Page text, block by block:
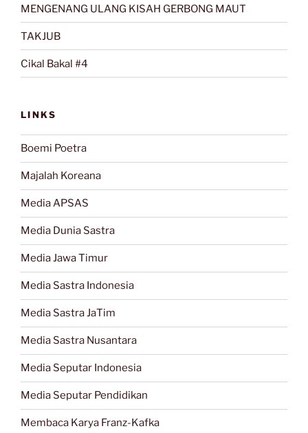
MENGENANG ULANG KISAH GERBONG MAUT
TAKJUB
Cikal Bakal #4
LINKS
Boemi Poetra
Majalah Koreana
Media APSAS
Media Dunia Sastra
Media Jawa Timur
Media Sastra Indonesia
Media Sastra JaTim
Media Sastra Nusantara
Media Seputar Indonesia
Media Seputar Pendidikan
Membaca Karya Franz-Kafka